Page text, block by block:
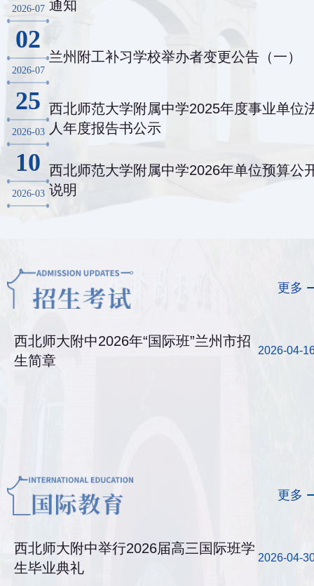
2026-07 通知
02
2026-07
兰州附工补习学校举办者变更公告（一）
25
2026-03
西北师范大学附属中学2025年度事业单位
人年度报告书公示
10
2026-03
西北师范大学附属中学2026年单位预算公
说明
更多
西北师大附中2026年“国际班”兰州市招
生简章
2026-04-
更多
西北师大附中举行2026届高三国际班学
生毕业典礼
2026-04-